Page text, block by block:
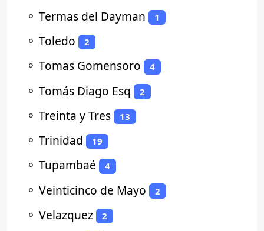
⚬ Termas del Dayman 1
⚬ Toledo 2
⚬ Tomas Gomensoro 4
⚬ Tomás Diago Esq 2
⚬ Treinta y Tres 13
⚬ Trinidad 19
⚬ Tupambaé 4
⚬ Veinticinco de Mayo 2
⚬ Velazquez 2